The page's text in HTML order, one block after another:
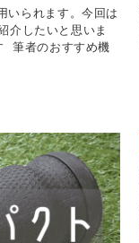
いられます。今回は
介したいと思いま
筆者のおすすめ機